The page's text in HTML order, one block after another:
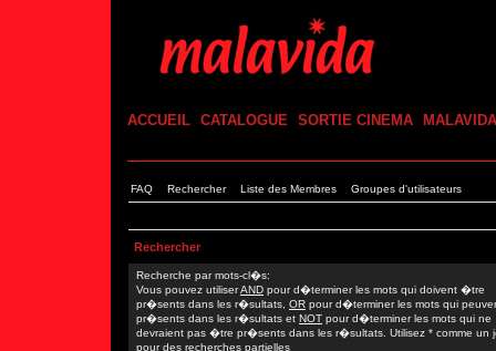
ACCUEIL CATALOGUE SORTIE CINEMA MALAVIDA
FAQ Rechercher Liste des Membres Groupes d'utilisateurs
Rechercher
Recherche par mots-cl�s:
Vous pouvez utiliserAND pour d�terminer les mots qui doivent �tre
pr�sents dans les r�sultats, OR pour d�terminer les mots qui
pr�sents dans les r�sultats et NOT pour d�terminer les mots qui ne
devraient pas �tre pr�sents dans les r�sultats. Utilisez * comme un
pour des recherches partielles